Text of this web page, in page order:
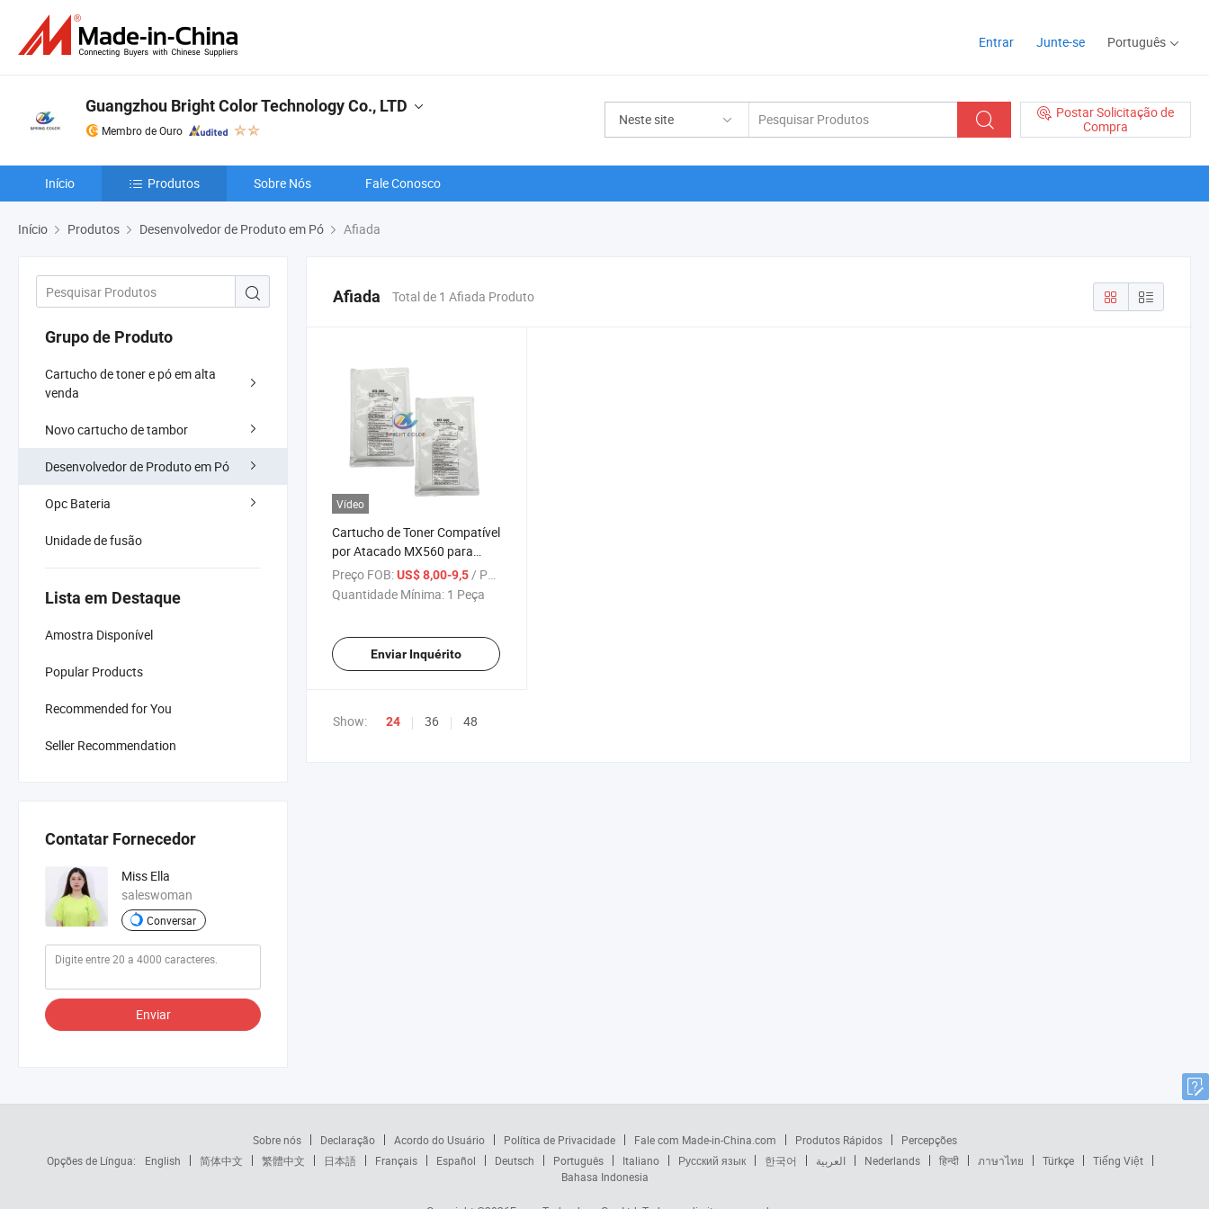
Entrar Junte-se Português
Neste site
Postar Solicitação de
Compra
Guangzhou Bright Color Technology Co., LTD
Membro de Ouro
Início Produtos Sobre Nós Fale Conosco
Início Produtos Desenvolvedor de Produto em Pó Afiada
Grupo de Produto
Cartucho de toner e pó em alta
venda
Novo cartucho de tambor
Desenvolvedor de Produto em Pó
Opc Bateria
Unidade de fusão
Lista em Destaque
Amostra Disponível
Popular Products
Recommended for You
Seller Recommendation
Contatar Fornecedor
Miss Ella
saleswoman
Conversar
Enviar
Afiada Total de 1 Afiada Produto
Vídeo
Cartucho de Toner Compatível
por Atacado MX560 para
Sharp MX-M364 365 464 465
564 565 MX-M3608 4608
Preço FOB:US$ 8,00-9,5/ Peça
Quantidade Mínima: 1 Peça
Enviar Inquérito
Show: 24 36 48
Sobre nós Declaração Acordo do Usuário Política de Privacidade Fale com Made-in-China.com Produtos Rápidos
Percepções
Opções de Língua:
English 简体中文 繁體中文 日本語 Français Español Deutsch Português Italiano Русский язык 한국어 العربية Nederlands हिन्दी ภาษาไทย Türkçe
Tiếng Việt
Bahasa Indonesia